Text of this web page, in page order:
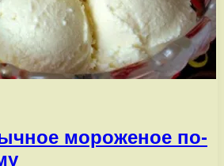
мороженое по-